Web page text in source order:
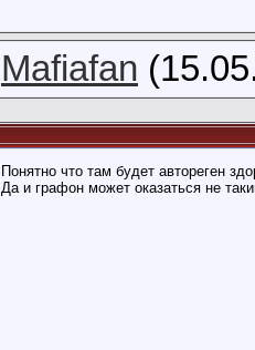
Mafiafan
Понятно что там будет автореген
Да и графон может оказаться не